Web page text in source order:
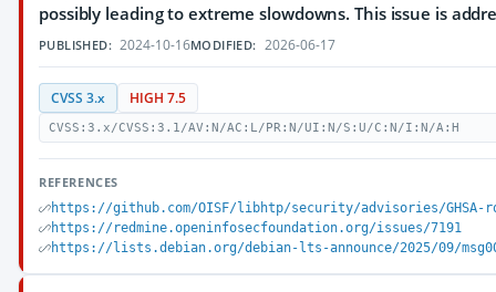
possibly leading to extreme slowdowns. This issue is
PUBLISHED: 2024-10-16MODIFIED: 2026-06-17
CVSS 3.x HIGH 7.5
CVSS:3.x/CVSS:3.1/AV:N/AC:L/PR:N/UI:N/S:U/C:N/I:N/A:H
REFERENCES
https://github.com/OISF/libhtp/security/advisories/GHSA-
https://redmine.openinfosecfoundation.org/issues/7191
https://lists.debian.org/debian-lts-announce/2025/09/